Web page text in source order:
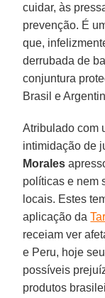
cuidar, às
prevenção. É
que,
derrubada de
conjuntura
Brasil e
Atribulado com
intimidação de
Morales
políticas e nem
locais. Estes
aplicação da
receiam ver
e Peru, hoje
possíveis
produtos